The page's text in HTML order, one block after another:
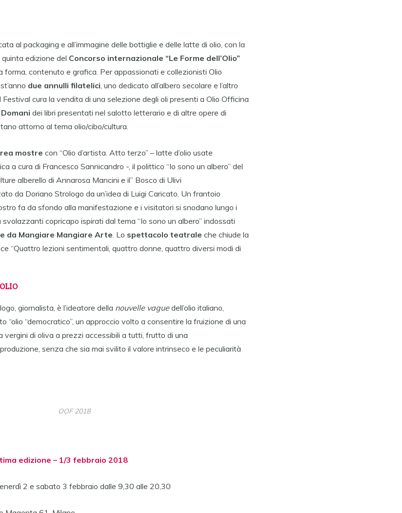
al packaging e all’immagine delle bottiglie e delle latte di olio, con la
edizione del Concorso internazionale “Le Forme dell’Olio”
forma, contenuto e grafica. Per appassionati e collezionisti Olio
due annulli filatelici , uno dedicato all’albero secolare e l’altro
Festival cura la vendita di una selezione degli oli presenti a Olio Officina
dei libri presentati nel salotto letterario e di altre opere di
attorno al tema olio/cibo/cultura.
mostre con “Olio d’artista. Atto terzo” – latte d’olio usate
a cura di Francesco Sannicandro -, il polittico “Io sono un albero” del
alberello di Annarosa Mancini e il” Bosco di Ulivi
da Doriano Strologo da un’idea di Luigi Caricato. Un frantoio
fa da sfondo alla manifestazione e i visitatori si snodano lungo i
copricapo ispirati dal tema “Io sono un albero” indossati
da Mangiare Mangiare Arte . Lo spettacolo teatrale che chiude la
“Quattro lezioni sentimentali, quattro donne, quattro diversi modi di
giornalista, è l’ideatore della nouvelle vaguedell’olio italiano,
“olio “democratico”, un approccio volto a consentire la fruizione di una
vergini di oliva a prezzi accessibili a tutti, frutto di una
senza che sia mai svilito il valore intrinseco e le peculiarità
OOF 2018
edizione – 1/3 febbraio 2018
2 e sabato 3 febbraio dalle 9,30 alle 20,30